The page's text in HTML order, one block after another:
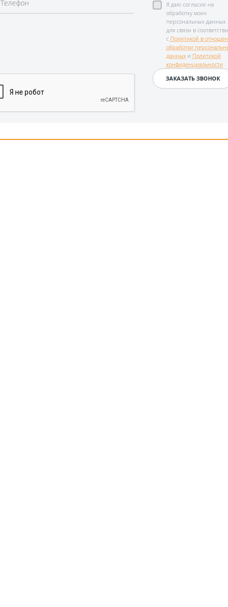
Я даю согласие на
обработку моих
персональных данных
для связи в
с Политикой в
обработки
данныхи Политикой
конфиденциальности